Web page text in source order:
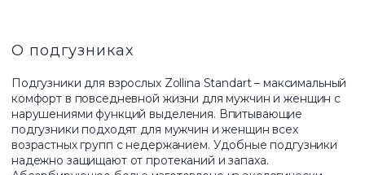
О подгузниках
Подгузники для взрослых Zollina Standart – максимальный
комфорт в повседневной жизни для мужчин и женщин с
нарушениями функций выделения. Впитывающие
подгузники подходят для мужчин и женщин всех
возрастных групп с недержанием. Удобные подгузники
надежно защищают от протеканий и запаха.